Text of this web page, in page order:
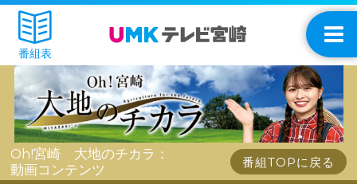
番組表
Oh!宮崎 大地のチカラ：
動画コンテンツ
番組TOPに戻る